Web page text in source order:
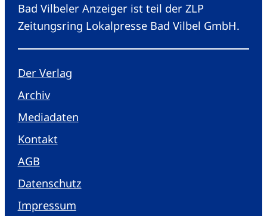
Bad Vilbeler Anzeiger ist teil der ZLP
Zeitungsring Lokalpresse Bad Vilbel GmbH.
Der Verlag
Archiv
Mediadaten
Kontakt
AGB
Datenschutz
Impressum